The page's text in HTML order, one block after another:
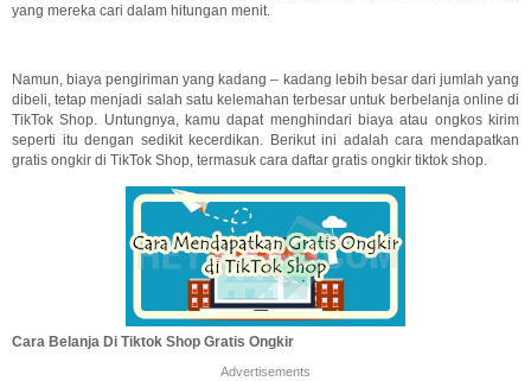
yang mereka cari dalam hitungan menit.
Namun, biaya pengiriman yang kadang – kadang lebih besar dari jumlah yang
dibeli, tetap menjadi salah satu kelemahan terbesar untuk berbelanja online di
TikTok Shop. Untungnya, kamu dapat menghindari biaya atau ongkos kirim
seperti itu dengan sedikit kecerdikan. Berikut ini adalah cara mendapatkan
gratis ongkir di TikTok Shop, termasuk cara daftar gratis ongkir tiktok shop.
Cara Belanja Di Tiktok Shop Gratis Ongkir
Advertisements